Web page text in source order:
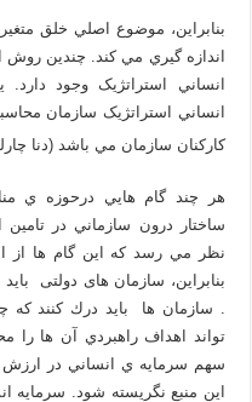
بنابراين، موضوع اصلي خلق
اندازه گيري مي کند. چندين روش
انساني استراتژيک وجود
انساني استراتژيک سازمان
کارکنان سازمان مي باشد (دنا چارلز
هر چند گام هايي درحوزه ي
ساختار درون سازماني در
نظر مي رسد كه اين گام ها از
بنابراين، سازمان های دولتی
. سازمان ها بايد درك كنند كه
تواند اهداف راهبردي آن ها
سهم سرمايه ي انساني در ارزش
اين منبع نگريسته شود. سرمايه